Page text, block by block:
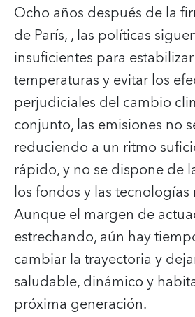
Ocho años después de la
de París, , las políticas
insuficientes para
temperaturas y evitar los
perjudiciales del cambio
conjunto, las emisiones no
reduciendo a un ritmo
rápido, y no se dispone de
los fondos y las tecnologías
Aunque el margen de
estrechando, aún hay
cambiar la trayectoria y
saludable, dinámico y
próxima generación.